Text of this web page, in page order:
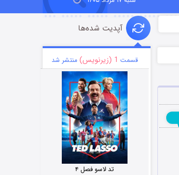
آپدیت شده‌ها
قسمت 1 (زیرنویس) منتشر شد
تد لاسو فصل ۴